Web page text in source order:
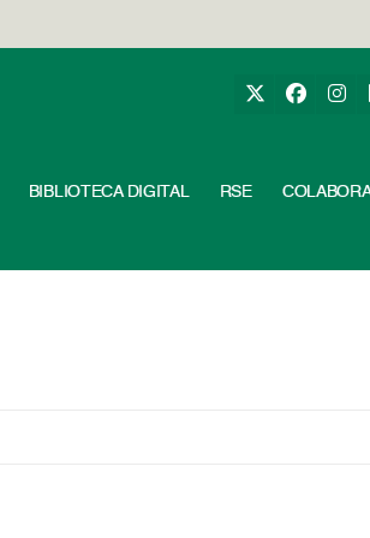
BIBLIOTECA DIGITAL RSE